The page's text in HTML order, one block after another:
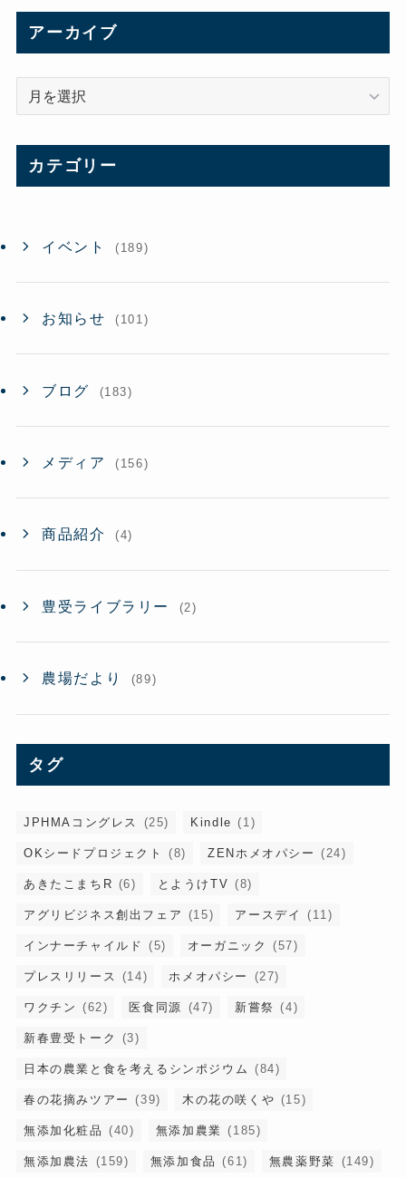
アーカイブ
ブ
カテゴリー
イベント (189)
お知らせ (101)
ブログ (183)
メディア (156)
商品紹介 (4)
豊受ライブラリー (2)
農場だより (89)
タグ
JPHMAコングレス (25) Kindle (1)
OKシードプロジェクト (8) ZENホメオパシー (24)
あきたこまちR (6) とようけTV (8)
アグリビジネス創出フェア (15) アースデイ (11)
インナーチャイルド (5) オーガニック (57)
プレスリリース (14) ホメオパシー (27)
ワクチン (62) 医食同源 (47) 新嘗祭 (4)
新春豊受トーク (3)
日本の農業と食を考えるシンポジウム (84)
春の花摘みツアー (39) 木の花の咲くや (15)
無添加化粧品 (40) 無添加農業 (185)
無添加農法 (159) 無添加食品 (61) 無農薬野菜 (149)